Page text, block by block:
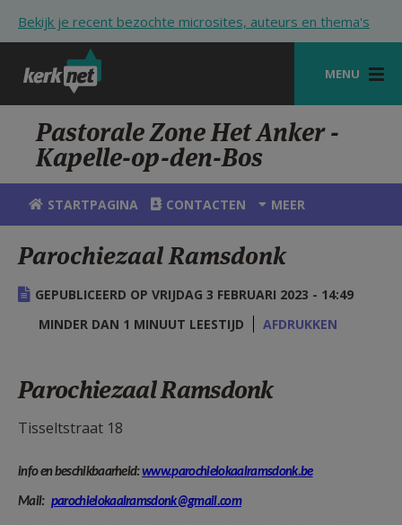
Bekijk je recent bezochte microsites, auteurs en thema's
MENU
STARTPAGINA
KERK
VIERINGEN
MIJN PAROCHIE
AANMELDEN OF REGISTREREN
Pastorale Zone Het Anker -
Kapelle-op-den-Bos
STARTPAGINA CONTACTEN MEER
Parochiezaal Ramsdonk
GEPUBLICEERD OP VRIJDAG 3 FEBRUARI 2023 - 14:49
MINDER DAN 1 MINUUT LEESTIJD
AFDRUKKEN
Parochiezaal Ramsdonk
Tisseltstraat 18
info en beschikbaarheid:www.parochielokaalramsdonk.be
Mail: parochielokaalramsdonk@gmail.com